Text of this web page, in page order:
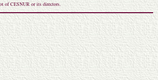
of CESNUR or its directors.